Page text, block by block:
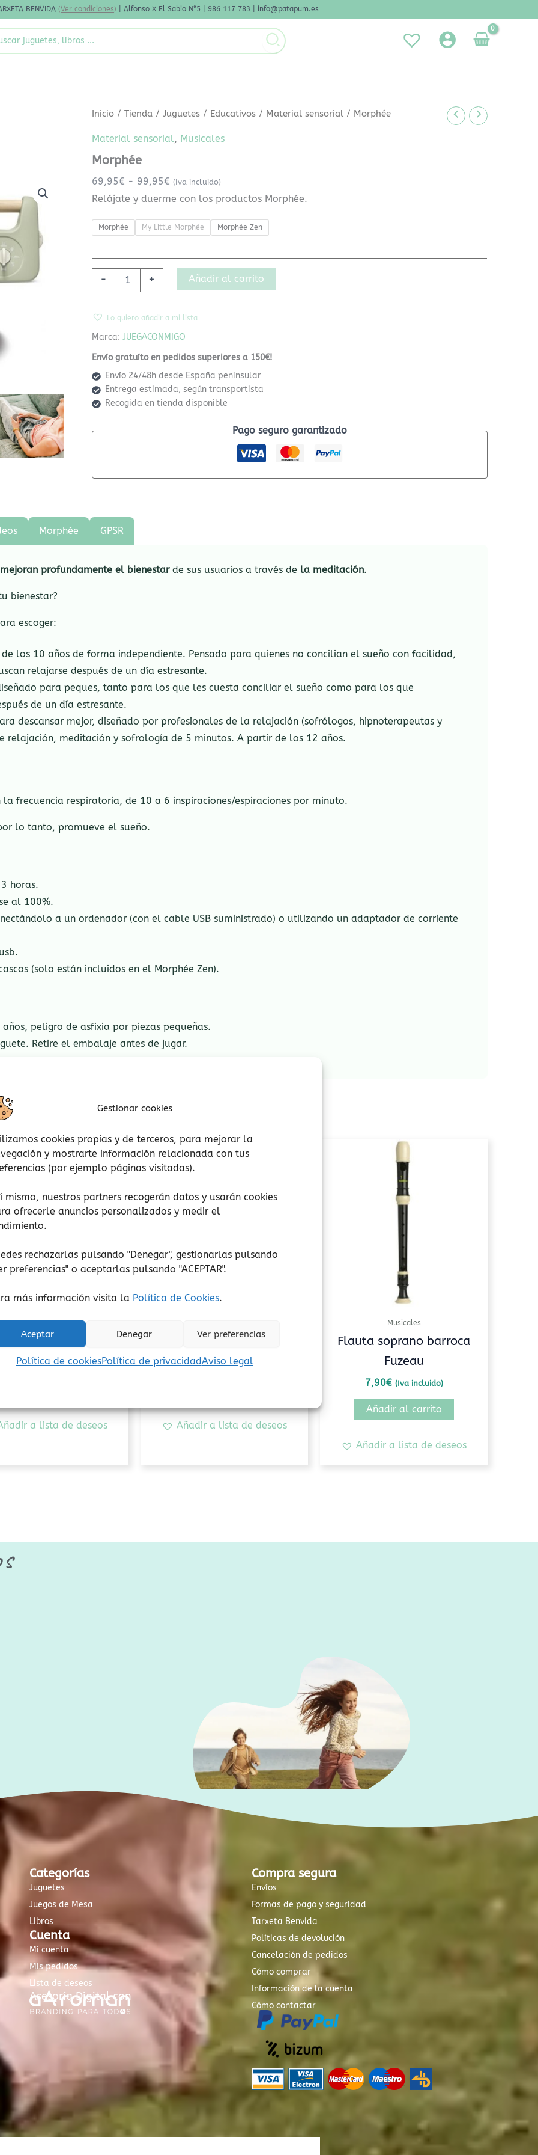
Gestionar cookies
cookies propias y de terceros, para mejorar la
y mostrarte información relacionada con tus
(por ejemplo páginas visitadas).
mismo, nuestros partners recogerán datos y usarán cookies
ofrecerle anuncios personalizados y medir el
rechazarlas pulsando "Denegar", gestionarlas pulsando
preferencias" o aceptarlas pulsando "ACEPTAR".
más información visita la Política de Cookies.
Aceptar Denegar Ver preferencias
Política de cookiesPolítica de privacidadAviso legal
BENVIDA (Ver condiciones) | Alfonso X El Sabio N°5 | 986 117 783 | info@patapum.es
Inicio /Tienda /Juguetes / Educativos / Material sensorial / Morphée
Material sensorial, Musicales
Morphée
69,95€ - 99,95€
Rango
precios:
69,95€
(Iva incluido)
Relájate y duerme con los productos Morphée.
Morphée My Little Morphée Morphée Zen
-
Morphée
+ Añadir al carrito
Lo quiero añadir a mi lista
Marca:JUEGACONMIGO
Envío gratuíto en pedidos superiores a 150€!
Envío 24/48h desde España peninsular
Entrega estimada, según transportista
Recogida en tienda disponible
Pago seguro garantizado
Morphée GPSR
mejoran profundamente el bienestar de sus usuarios a través de la meditación.
bienestar?
escoger:
los 10 años de forma independiente. Pensado para quienes no concilian el sueño con facilidad,
relajarse después de un día estresante.
para peques, tanto para los que les cuesta conciliar el sueño como para los que
de un día estresante.
descansar mejor, diseñado por profesionales de la relajación (sofrólogos, hipnoterapeutas y
relajación, meditación y sofrología de 5 minutos. A partir de los 12 años.
frecuencia respiratoria, de 10 a 6 inspiraciones/espiraciones por minuto.
lo tanto, promueve el sueño.
horas.
al 100%.
a un ordenador (con el cable USB suministrado) o utilizando un adaptador de corriente
(solo están incluidos en el Morphée Zen).
peligro de asfixia por piezas pequeñas.
Retire el embalaje antes de jugar.
Musicales
Tan tan Fuzeau
9,50€ (Iva incluido)
a lista de deseos
Carraca Fuzeau
9,00€ (Iva incluido)
Añadir a lista de deseos
Musicales
Flauta soprano barroca
Fuzeau
7,90€ (Iva incluido)
Añadir al carrito
Añadir a lista de deseos
Categorías
Juguetes
Juegos de Mesa
Libros
Cuenta
Mi cuenta
Mis pedidos
Lista de deseos
Asesoría Digital con
Compra segura
Envíos
Formas de pago y seguridad
Tarxeta Benvida
Políticas de devolución
Cancelación de pedidos
Cómo comprar
Información de la cuenta
Cómo contactar